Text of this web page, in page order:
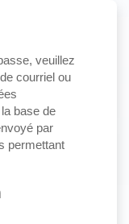
veuillez
courriel ou
base de
par
permettant